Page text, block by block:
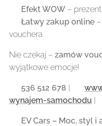
Efekt WOW –
Łatwy zakup online
vouchera
Nie czekaj – zamów
wyjątkowe emocje!
536 512 678 | 🌍
wynajem-samochodu |
EV Cars – Moc, styl i